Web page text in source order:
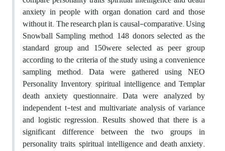
anxiety in people with organ donation card and those
without it. The research plan is causal-comparative. Using
Snowball Sampling method, 148 donors selected as the
standard group and 150were selected as peer group
according to the criteria of the study using a convenience
sampling method. Data were gathered using NEO
Personality Inventory, spiritual intelligence, and Templar
death anxiety questionnaire. Data were analyzed by
independent t-test and multivariate analysis of variance
and logistic regression. Results showed that there is a
significant difference between the two groups in
personality traits, spiritual intelligence and death anxiety.